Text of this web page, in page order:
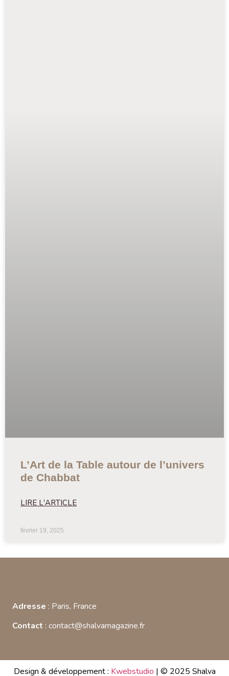
L’Art de la Table autour de l’univers
de Chabbat
LIRE L'ARTICLE
février 19, 2025
Adresse : Paris, France
Contact : contact@shalvamagazine.fr
Design & développement : Kwebstudio | © 2025 Shalva